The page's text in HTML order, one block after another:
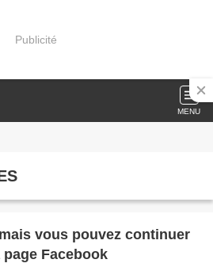
Publicité
MENU
vous pouvez continuer
Facebook